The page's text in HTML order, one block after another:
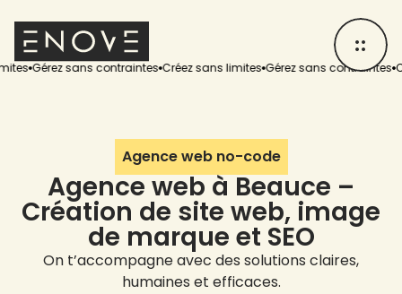
sans contraintes Créez sans limites Gérez sans contraintes Créez
Agence web no-code
Agence web à Beauce –
Création de site web, image
de marque et SEO
On t’accompagne avec des solutions claires,
humaines et efficaces.